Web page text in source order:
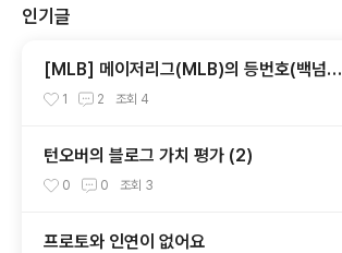
인기글
[MLB] 메이저리그(MLB)의 등번호(백넘버)
0~99 통합 버전 (2018.08.29 기준)
1 2 조회 4
턴오버의 블로그 가치 평가 (2)
0 0 조회 3
프로토와 인연이 없어요